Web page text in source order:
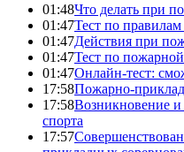
01:48Что делать при
01:47Тест по
01:47Действия при
01:47Тест по
01:47Онлайн-тест:
17:58Пожарно-
17:58Возникновение и
спорта
17:57